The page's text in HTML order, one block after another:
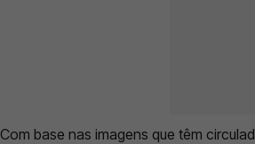
Com base nas imagens que têm